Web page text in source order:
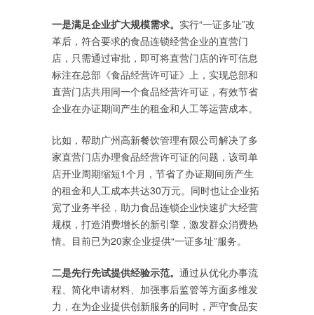
一是满足企业扩大规模需求。 实行“一证多址”改
革后，符合要求的食品连锁经营企业的直营门
店，只需通过审批，即可将直营门店的许可信息
标注在总部《食品经营许可证》上，实现总部和
直营门店共用同一个食品经营许可证，有效节省
企业在办证期间产生的租金和人工等运营成本。
比如，帮助广州高新餐饮管理有限公司解决了多
家直营门店办理食品经营许可证的问题，该司单
店开业周期缩短1个月，节省了办证期间所产生
的租金和人工成本共达30万元。同时也让企业拓
宽了业务半径，助力食品连锁企业快速扩大经营
规模，打造消费增长的新引擎，激发群众消费热
情。目前已为20家企业提供“一证多址”服务。
二是先行先试提供经验示范。 通过从优化办事流
程、简化申请材料、加强事后监管等方面多维发
力，在为企业提供创新服务的同时，严守食品安